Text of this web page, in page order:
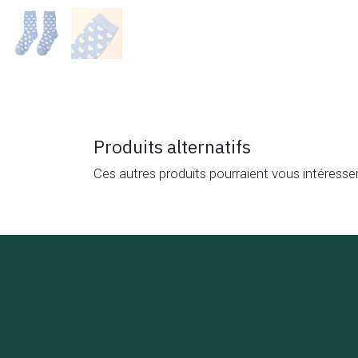
Produits alternatifs
Ces autres produits pourraient vous